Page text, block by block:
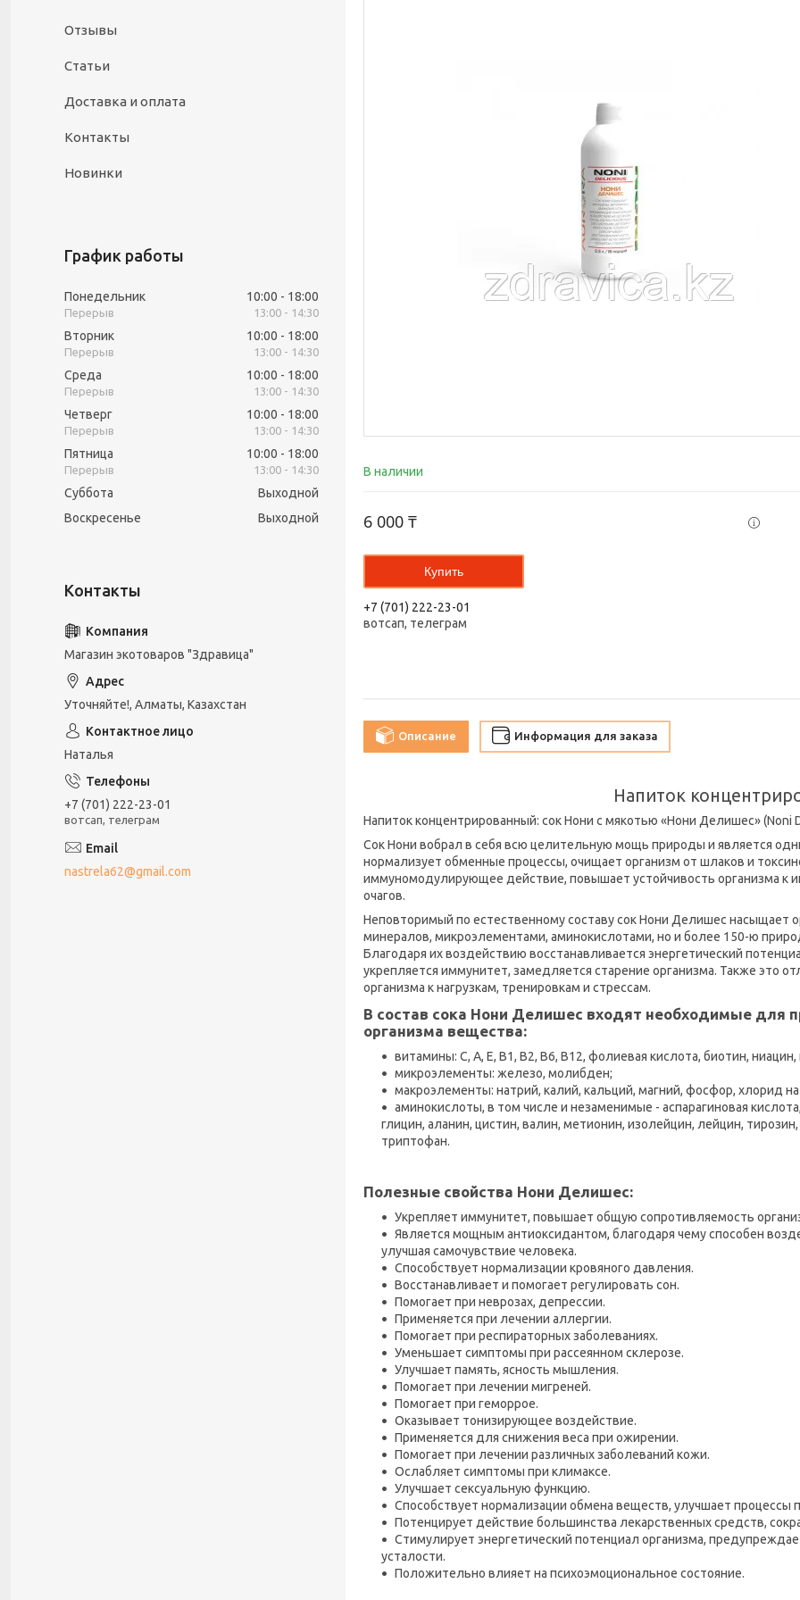
В наличии
6 000 ₸
Купить
+7 (701) 222-23-01
вотсап, телеграм
Описание Информация для заказа
Напиток
Напиток концентрированный: сок Нони с мякотью «Нони Делишес»
Сок Нони вобрал в себя всю целительную мощь природы и является
нормализует обменные процессы, очищает организм от шлаков и
иммуномодулирующее действие, повышает устойчивость организма к
очагов.
Неповторимый по естественному составу сок Нони Делишес насыщает
минералов, микроэлементами, аминокислотами, но и более 150-ю
Благодаря их воздействию восстанавливается энергетический
укрепляется иммунитет, замедляется старение организма. Также это
организма к нагрузкам, тренировкам и стрессам.
В состав сока Нони Делишес входят необходимые для
организма вещества:
витамины: С, А, Е, В1, В2, В6, В12, фолиевая кислота, биотин, ниацин,
микроэлементы: железо, молибден;
макроэлементы: натрий, калий, кальций, магний, фосфор, хлорид
аминокислоты, в том числе и незаменимые - аспарагиновая
глицин, аланин, цистин, валин, метионин, изолейцин, лейцин,
триптофан.
Полезные свойства Нони Делишес:
Укрепляет иммунитет, повышает общую сопротивляемость
Является мощным антиоксидантом, благодаря чему способен
улучшая самочувствие человека.
Способствует нормализации кровяного давления.
Восстанавливает и помогает регулировать сон.
Помогает при неврозах, депрессии.
Применяется при лечении аллергии.
Помогает при респираторных заболеваниях.
Уменьшает симптомы при рассеянном склерозе.
Улучшает память, ясность мышления.
Помогает при лечении мигреней.
Помогает при геморрое.
Оказывает тонизирующее воздействие.
Применяется для снижения веса при ожирении.
Помогает при лечении различных заболеваний кожи.
Ослабляет симптомы при климаксе.
Улучшает сексуальную функцию.
Способствует нормализации обмена веществ, улучшает процессы
Потенцирует действие большинства лекарственных средств,
Стимулирует энергетический потенциал организма,
усталости.
Положительно влияет на психоэмоциональное состояние.
Отзывы
Статьи
Доставка и оплата
Контакты
Новинки
График работы
Понедельник 10:00 18:00
13:00 14:30
Вторник 10:00 18:00
13:00 14:30
Среда 10:00 18:00
13:00 14:30
Четверг 10:00 18:00
13:00 14:30
Пятница 10:00 18:00
13:00 14:30
Суббота
Выходной
Воскресенье
Выходной
Магазин экотоваров "Здравица"
Уточняйте!, Алматы, Казахстан
Наталья
+7 (701) 222-23-01
вотсап, телеграм
nastrela62@gmail.com